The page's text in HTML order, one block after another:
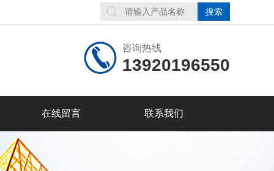
咨询热线
13920196550
在线留言 联系我们